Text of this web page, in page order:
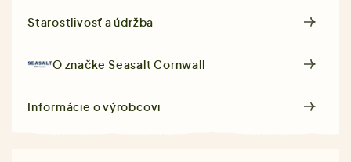
Starostlivosť a údržba
O značkeSeasalt Cornwall
Informácie o výrobcovi